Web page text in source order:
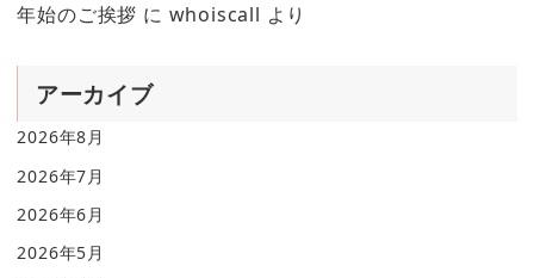
年始のご挨拶 に whoiscall より
アーカイブ
2026年8月
2026年7月
2026年6月
2026年5月